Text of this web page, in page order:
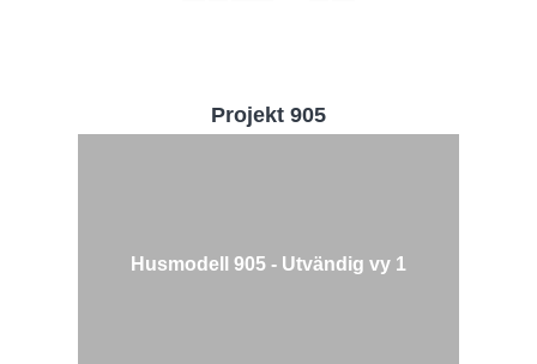
Projekt 905
Husmodell 905 - Utvändig vy 1